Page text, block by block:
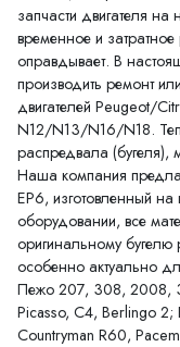
запчасти двигателя
временное и
оправдывает. В
производить ремонт
двигателей Peugeot/
N12/N13/N16/N18.
распредвала (бугеля),
Наша компания
EP6, изготовленный
оборудовании, все
оригинальному
особенно актуально
Пежо 207, 308, 2008,
Picasso, С4, Berlingo 2;
Countryman R60,